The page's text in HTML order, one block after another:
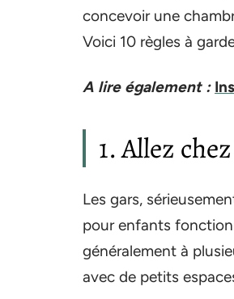
concevoir une
Voici 10 règles à
A lire également :
1. Allez
Les gars,
pour enfants
généralement à
avec de petits